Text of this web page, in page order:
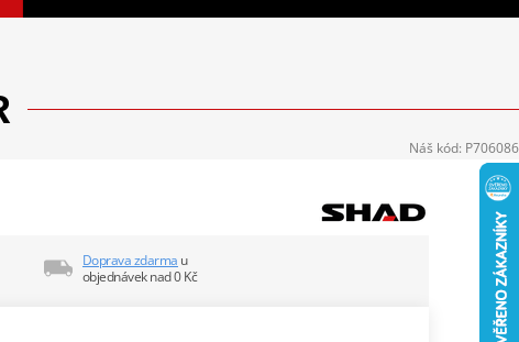
Doprava zdarma u
objednávek nad 0 Kč
Náš kód: P706086